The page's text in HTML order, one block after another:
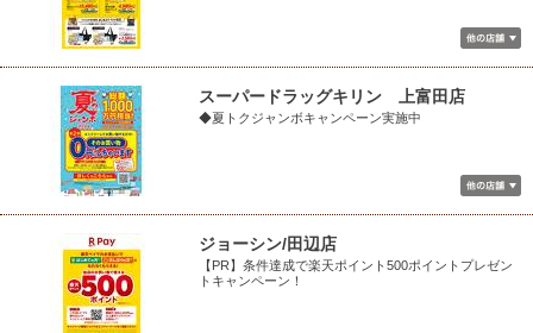
スーパードラッグキリン 上富田店
◆夏トクジャンボキャンペーン実施中
ジョーシン/田辺店
【PR】条件達成で楽天ポイント500ポイントプレゼン
トキャンペーン！